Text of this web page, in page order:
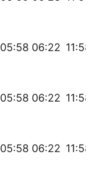
05:58 06:22 11:58
05:58 06:22 11:58
05:58 06:22 11:58